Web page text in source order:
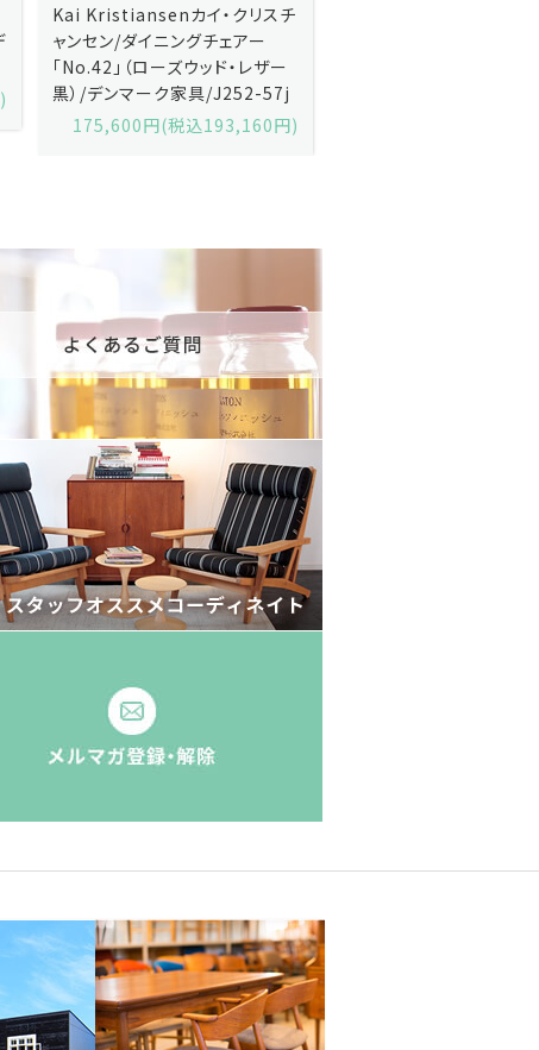
Kai Kristiansenカイ・クリスチ
ャンセン/ダイニングチェアー
「No.42」（ローズウッド・レザー
黒）/デンマーク家具/J252-57j
175,600円(税込193,160円)